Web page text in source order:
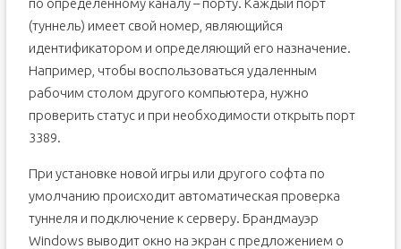
по определенному каналу – порту. Каждый порт
(туннель) имеет свой номер, являющийся
идентификатором и определяющий его назначение.
Например, чтобы воспользоваться удаленным
рабочим столом другого компьютера, нужно
проверить статус и при необходимости открыть порт
3389.
При установке новой игры или другого софта по
умолчанию происходит автоматическая проверка
туннеля и подключение к серверу. Брандмауэр
Windows выводит окно на экран с предложением о